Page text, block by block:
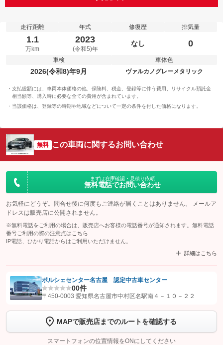
走行距離
1.1
万km
年式
2023
(令和5)年
修復歴
なし
排気量
0
車検
2026(令和8)年9月
車体色
ヴァルカノグレーメタリック
支払総額には、車両本体価格の他、保険料、税金、登録等に伴う費用、リサイクル預託金
相当額等、購入時に必要な全ての費用が含まれています。
当該価格は、登録等の時期や地域などについて一定の条件を付した価格になります。
無料 この車両に関するお問い合わせ
まずは在庫確認・見積り依頼
無料電話でお問い合わせ
お気軽にどうぞ。問合せ後に何度もご連絡が届くことはありません。 メールア
ドレスは販売店に公開されません。
※無料電話をご利用の場合は、販売店へお客様の電話番号が通知されます。無料電話
番号ご利用の際の注意点は こちら
IP電話、ひかり電話からはご利用いただけません。
詳細はこちら
【STEP1】認証画面でグーネットを友だち追加してから「許可する」ボタンを押
トーク画面で
ボタンをタップして問い合わせを
完了してください。
ポルシェセンター名古屋 認定中古車センター
00件
〒450-0003 愛知県名古屋市中村区名駅南４－１０－２２
MAPで販売店までのルートを確認する
スマートフォンの位置情報をONにしてください